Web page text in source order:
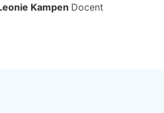
Kampen Docent